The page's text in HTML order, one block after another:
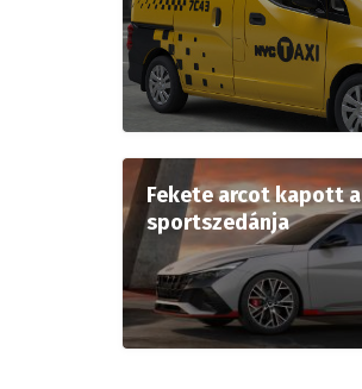
Fekete arcot kapott
sportszedánja